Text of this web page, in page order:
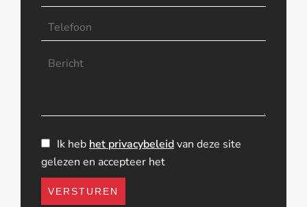
Ik heb het privacybeleidvan deze site
gelezen en accepteer het
VERSTUREN